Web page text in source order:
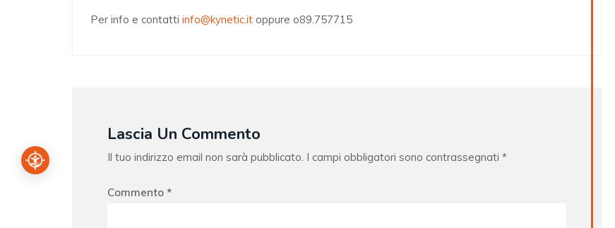
Per info e contatti info@kynetic.it oppure o89.757715
Lascia Un Commento
Il tuo indirizzo email non sarà pubblicato. I campi obbligatori sono contrassegnati *
Commento *